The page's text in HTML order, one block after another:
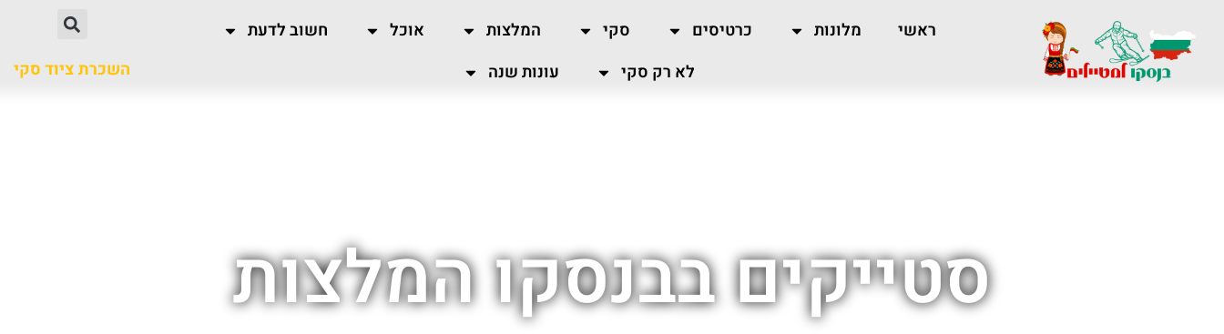
ראשי מלונות כרטיסים סקי המלצות אוכל
חשוב לדעת
לא רק סקי
עונות שנה השכרת ציוד סקי
סטייקים בבנסקו המלצות